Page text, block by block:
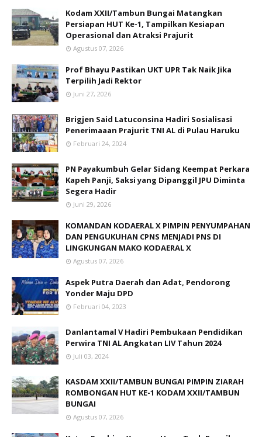
Kodam XXII/Tambun Bungai Matangkan
Persiapan HUT Ke-1, Tampilkan Kesiapan
Operasional dan Atraksi Prajurit
Agustus 07, 2026
Prof Bhayu Pastikan UKT UPR Tak Naik Jika
Terpilih Jadi Rektor
Juni 27, 2026
Brigjen Said Latuconsina Hadiri Sosialisasi
Penerimaaan Prajurit TNI AL di Pulau Haruku
Februari 24, 2024
PN Payakumbuh Gelar Sidang Keempat Perkara
Kapeh Panji, Saksi yang Dipanggil JPU Diminta
Segera Hadir
Juni 29, 2026
KOMANDAN KODAERAL X PIMPIN PENYUMPAHAN
DAN PENGUKUHAN CPNS MENJADI PNS DI
LINGKUNGAN MAKO KODAERAL X
Agustus 07, 2026
Aspek Putra Daerah dan Adat, Pendorong
Yonder Maju DPD
Februari 04, 2023
Danlantamal V Hadiri Pembukaan Pendidikan
Perwira TNI AL Angkatan LIV Tahun 2024
Juli 03, 2024
KASDAM XXII/TAMBUN BUNGAI PIMPIN ZIARAH
ROMBONGAN HUT KE-1 KODAM XXII/TAMBUN
BUNGAI
Agustus 07, 2026